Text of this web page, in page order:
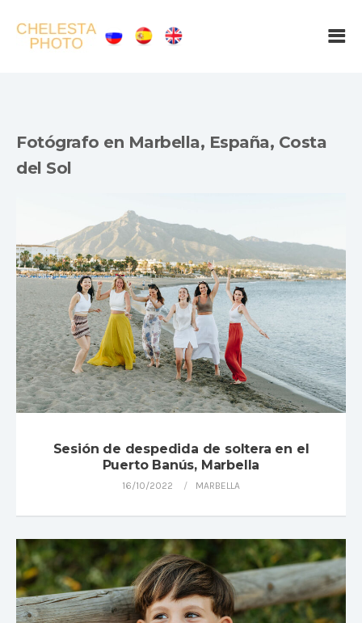
Fotógrafo en Marbella, España, Costa
del Sol
Sesión de despedida de soltera en el
Puerto Banús, Marbella
16/10/2022 MARBELLA